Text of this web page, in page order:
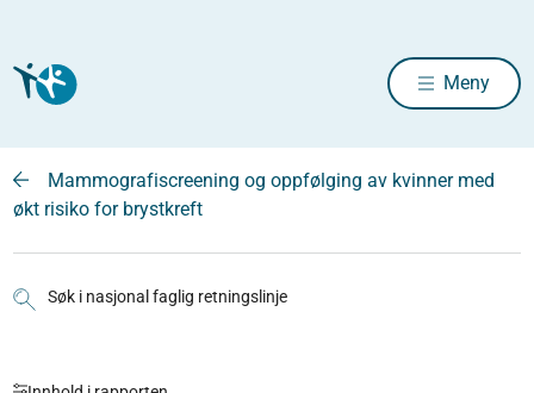
Meny
Mammografiscreening og oppfølging av kvinner med
økt risiko for brystkreft
Søk i nasjonal faglig retningslinje